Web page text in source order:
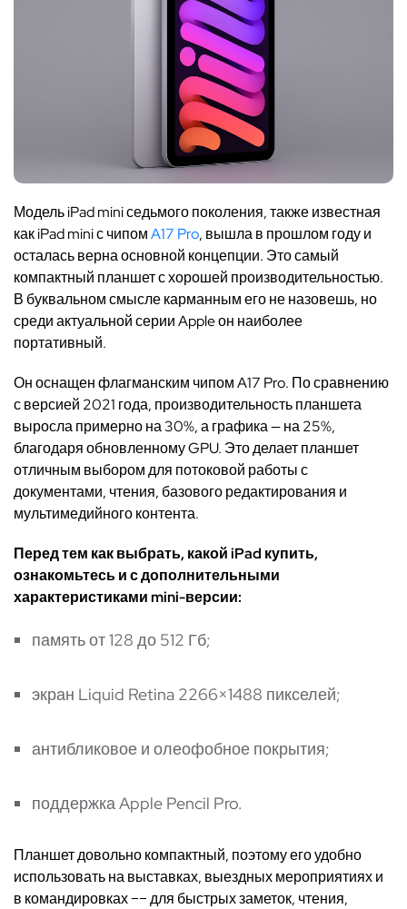
Модель iPad mini седьмого поколения, также известная
как iPad mini с чипомA17 Pro, вышла в прошлом году и
осталась верна основной концепции. Это самый
компактный планшет с хорошей производительностью.
В буквальном смысле карманным его не назовешь, но
среди актуальной серии Apple он наиболее
портативный.
Он оснащен флагманским чипом A17 Pro. По сравнению
с версией 2021 года, производительность планшета
выросла примерно на 30%, а графика — на 25%,
благодаря обновленному GPU. Это делает планшет
отличным выбором для потоковой работы с
документами, чтения, базового редактирования и
мультимедийного контента.
Перед тем как выбрать, какой iPad купить,
ознакомьтесь и с дополнительными
характеристиками mini-версии:
память от 128 до 512 Гб;
экран Liquid Retina 2266×1488 пикселей;
антибликовое и олеофобное покрытия;
поддержка Apple Pencil Pro.
Планшет довольно компактный, поэтому его удобно
использовать на выставках, выездных мероприятиях и
в командировках –– для быстрых заметок, чтения,